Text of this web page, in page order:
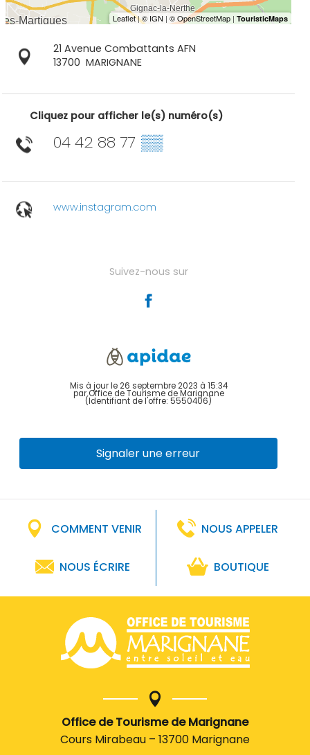
21 Avenue Combattants AFN
13700 MARIGNANE
Cliquez pour afficher le(s) numéro(s)
04 42 88 77 ▒▒
www.instagram.com
Suivez-nous sur
Mis à jour le 26 septembre 2023 à 15:34
par Office de Tourisme de Marignane
(Identifiant de l'offre: 5550406)
Signaler une erreur
COMMENT VENIR NOUS APPELER
NOUS ÉCRIRE BOUTIQUE
Office de Tourisme de Marignane
Cours Mirabeau – 13700 Marignane